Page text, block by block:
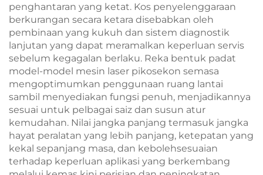
penghantaran yang ketat. Kos penyelenggaraan
berkurangan secara ketara disebabkan oleh
pembinaan yang kukuh dan sistem diagnostik
lanjutan yang dapat meramalkan keperluan servis
sebelum kegagalan berlaku. Reka bentuk padat
model-model mesin laser pikosekon semasa
mengoptimumkan penggunaan ruang lantai
sambil menyediakan fungsi penuh, menjadikannya
sesuai untuk pelbagai saiz dan susun atur
kemudahan. Nilai jangka panjang termasuk jangka
hayat peralatan yang lebih panjang, ketepatan yang
kekal sepanjang masa, dan kebolehsesuaian
terhadap keperluan aplikasi yang berkembang